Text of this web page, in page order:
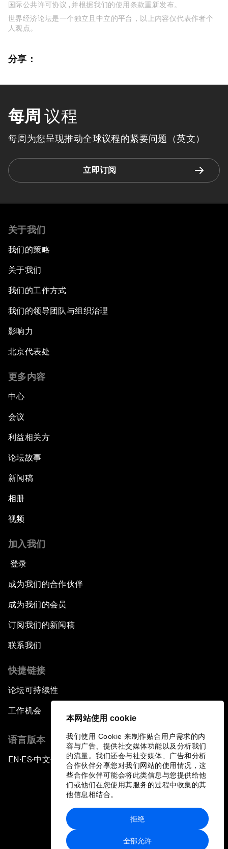
本网站使用 cookie
我们使用 Cookie 来制作贴合用户需求的内
容与广告、提供社交媒体功能以及分析我们
的流量。我们还会与社交媒体、广告和分析
合作伙伴分享您对我们网站的使用情况，这
些合作伙伴可能会将此类信息与您提供给他
们或他们在您使用其服务的过程中收集的其
他信息相结合。
全部允许
拒绝
国际公共许可协议 , 并根据我们的使用条款重新发布。
世界经济论坛是一个独立且中立的平台，以上内容仅代表作者个
人观点。
分享：
每周 议程
每周为您呈现推动全球议程的紧要问题（英文）
立即订阅
关于我们
我们的策略
关于我们
我们的工作方式
我们的领导团队与组织治理
影响力
北京代表处
更多内容
中心
会议
利益相关方
论坛故事
新闻稿
相册
视频
加入我们
登录
成为我们的合作伙伴
成为我们的会员
订阅我们的新闻稿
联系我们
快捷链接
论坛可持续性
工作机会
语言版本
EN ▪ES▪中文▪ 日本語
站点地图